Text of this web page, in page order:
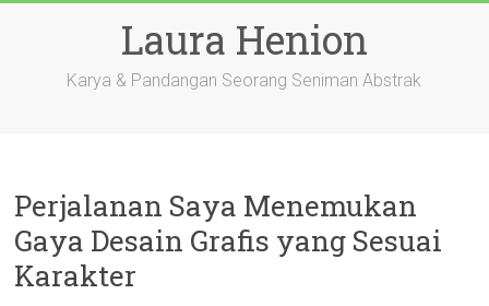
Laura Henion
Karya & Pandangan Seorang Seniman Abstrak
Perjalanan Saya Menemukan
Gaya Desain Grafis yang Sesuai
Karakter